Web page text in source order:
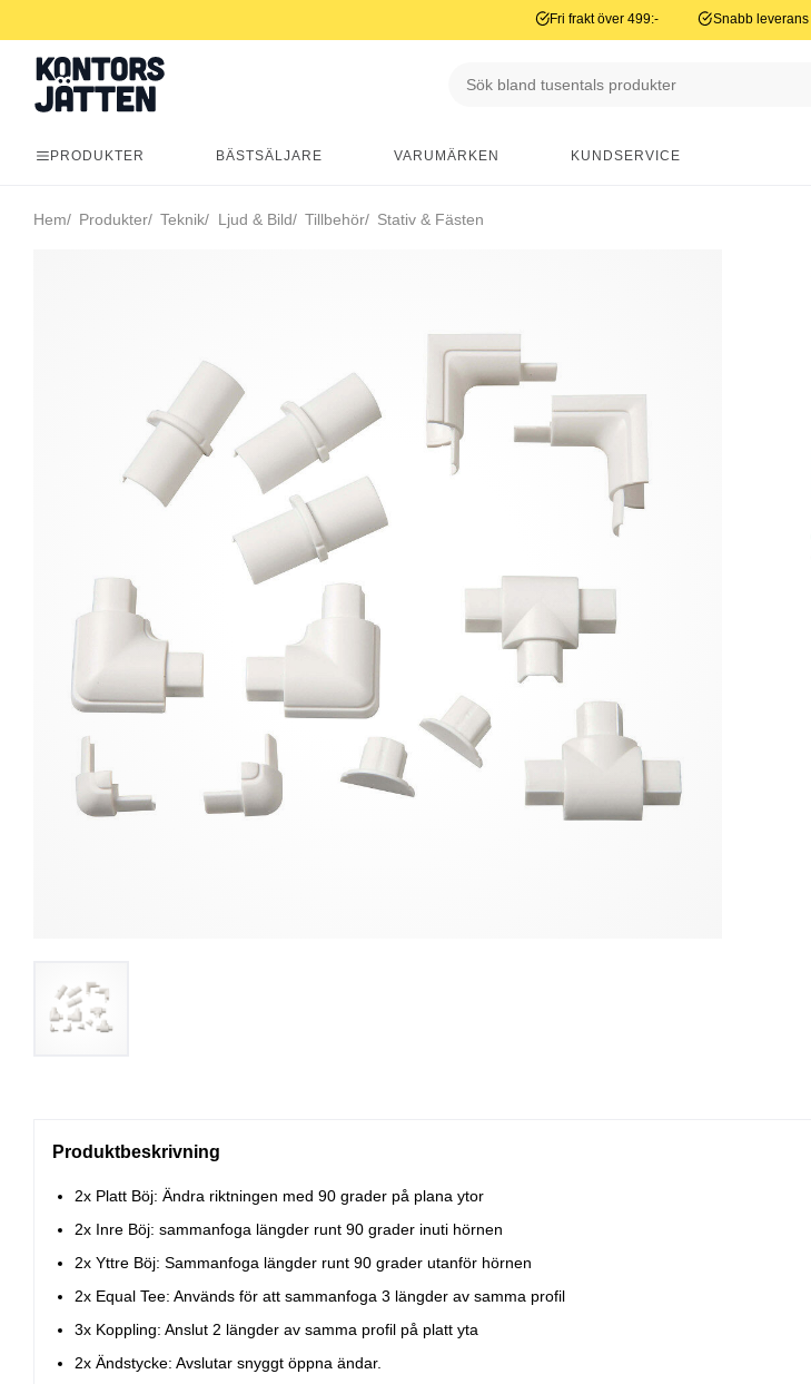
Fri frakt över 499:- Snabb leverans
PRODUKTER BÄSTSÄLJARE VARUMÄRKEN KUNDSERVICE
Hem Produkter Teknik Ljud & Bild Tillbehör Stativ & Fästen
Produktbeskrivning
2x Platt Böj: Ändra riktningen med 90 grader på plana ytor
2x Inre Böj: sammanfoga längder runt 90 grader inuti hörnen
2x Yttre Böj: Sammanfoga längder runt 90 grader utanför hörnen
2x Equal Tee: Används för att sammanfoga 3 längder av samma profil
3x Koppling: Anslut 2 längder av samma profil på platt yta
2x Ändstycke: Avslutar snyggt öppna ändar.